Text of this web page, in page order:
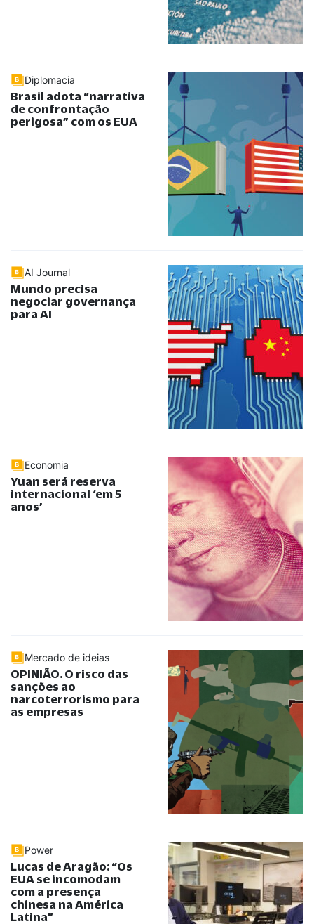
Diplomacia
Brasil adota “narrativa
de confrontação
perigosa” com os EUA
AI Journal
Mundo precisa
negociar governança
para AI
Economia
Yuan será reserva
internacional ‘em 5
anos’
Mercado de ideias
OPINIÃO. O risco das
sanções ao
narcoterrorismo para
as empresas
Power
Lucas de Aragão: “Os
EUA se incomodam
com a presença
chinesa na América
Latina”